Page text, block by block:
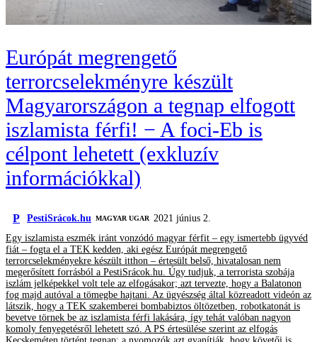
Európát megrengető
terrorcselekményre készült
Magyarországon a tegnap elfogott
iszlamista férfi! − A foci-Eb is
célpont lehetett (exkluzív
információkkal)
P PestiSrácok.hu MAGYAR UGAR
2021 június 2.
Egy iszlamista eszmék iránt vonzódó magyar férfit – egy ismertebb ügyvéd
fiát – fogta el a TEK kedden, aki egész Európát megrengető
terrorcselekményekre készült itthon – értesült belső, hivatalosan nem
megerősített forrásból a PestiSrácok.hu. Úgy tudjuk, a terrorista szobája
iszlám jelképekkel volt tele az elfogásakor; azt tervezte, hogy a Balatonon
fog majd autóval a tömegbe hajtani. Az ügyészség által közreadott videón az
látszik, hogy a TEK szakemberei bombabiztos öltözetben, robotkatonát is
bevetve törnek be az iszlamista férfi lakására, így tehát valóban nagyon
komoly fenyegetésről lehetett szó. A PS értesülése szerint az elfogás